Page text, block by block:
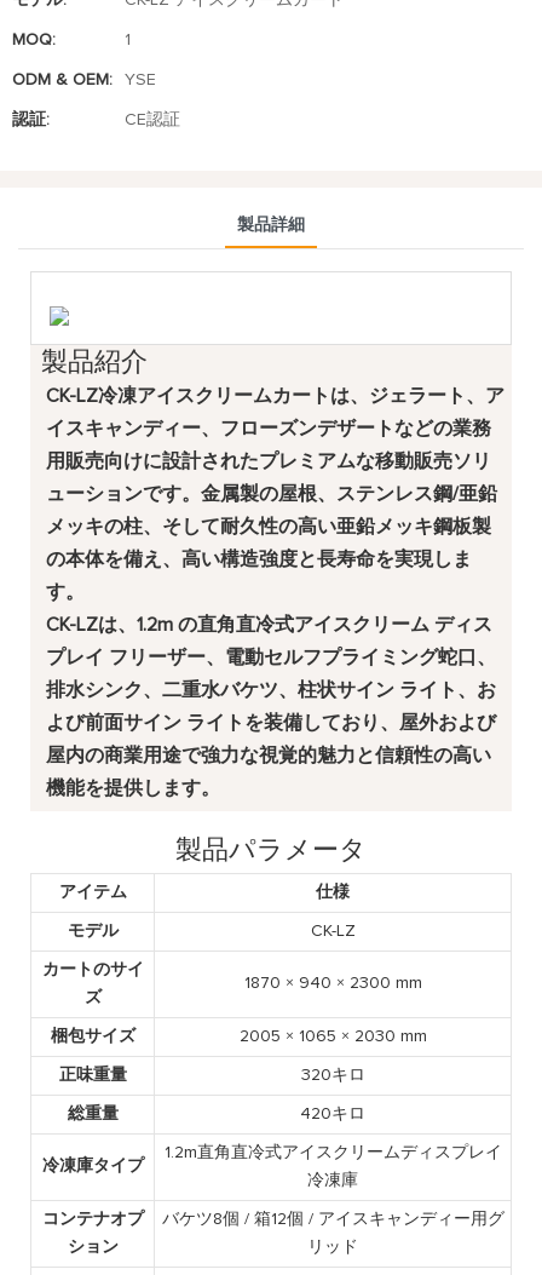
MOQ: 1
ODM & OEM: YSE
認証: CE認証
製品詳細
製品紹介
CK-LZ冷凍アイスクリームカートは、ジェラート、ア
イスキャンディー、フローズンデザートなどの業務
用販売向けに設計されたプレミアムな移動販売ソリ
ューションです。金属製の屋根、ステンレス鋼/亜鉛
メッキの柱、そして耐久性の高い亜鉛メッキ鋼板製
の本体を備え、高い構造強度と長寿命を実現しま
す。
CK-LZは、1.2m の直角直冷式アイスクリーム ディス
プレイ フリーザー、電動セルフプライミング蛇口、
排水シンク、二重水バケツ、柱状サイン ライト、お
よび前面サイン ライトを装備しており、屋外および
屋内の商業用途で強力な視覚的魅力と信頼性の高い
機能を提供します。
製品パラメータ
アイテム 仕様
モデル CK-LZ
カートのサイ
ズ
1870 × 940 × 2300 mm
梱包サイズ 2005 × 1065 × 2030 mm
正味重量 320キロ
総重量 420キロ
冷凍庫タイプ
1.2m直角直冷式アイスクリームディスプレイ
冷凍庫
コンテナオプ
ション
バケツ8個 / 箱12個 / アイスキャンディー用グ
リッド